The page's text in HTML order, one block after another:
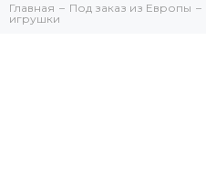
Главная Под заказ из Европы
игрушки